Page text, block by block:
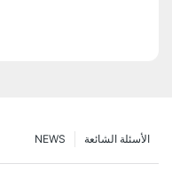
الأسئلة الشائعة NEWS